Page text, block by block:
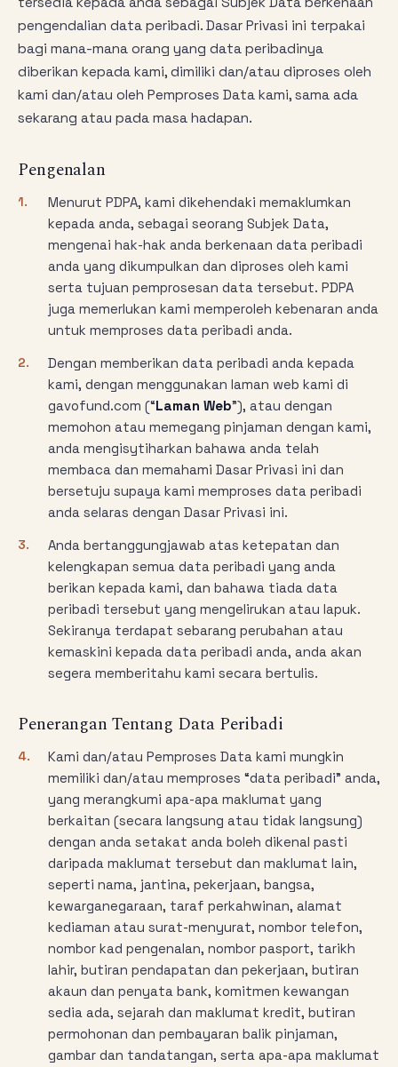
pengendalian data peribadi. Dasar Privasi ini terpakai
bagi mana-mana orang yang data peribadinya
diberikan kepada kami, dimiliki dan/atau diproses oleh
kami dan/atau oleh Pemproses Data kami, sama ada
sekarang atau pada masa hadapan.
Pengenalan
1.
Menurut PDPA, kami dikehendaki memaklumkan
kepada anda, sebagai seorang Subjek Data,
mengenai hak-hak anda berkenaan data peribadi
anda yang dikumpulkan dan diproses oleh kami
serta tujuan pemprosesan data tersebut. PDPA
juga memerlukan kami memperoleh kebenaran anda
untuk memproses data peribadi anda.
2.
Dengan memberikan data peribadi anda kepada
kami, dengan menggunakan laman web kami di
gavofund.com (“Laman Web”), atau dengan
memohon atau memegang pinjaman dengan kami,
anda mengisytiharkan bahawa anda telah
membaca dan memahami Dasar Privasi ini dan
bersetuju supaya kami memproses data peribadi
anda selaras dengan Dasar Privasi ini.
3.
Anda bertanggungjawab atas ketepatan dan
kelengkapan semua data peribadi yang anda
berikan kepada kami, dan bahawa tiada data
peribadi tersebut yang mengelirukan atau lapuk.
Sekiranya terdapat sebarang perubahan atau
kemaskini kepada data peribadi anda, anda akan
segera memberitahu kami secara bertulis.
Penerangan Tentang Data Peribadi
4.
Kami dan/atau Pemproses Data kami mungkin
memiliki dan/atau memproses “data peribadi” anda,
yang merangkumi apa-apa maklumat yang
berkaitan (secara langsung atau tidak langsung)
dengan anda setakat anda boleh dikenal pasti
daripada maklumat tersebut dan maklumat lain,
seperti nama, jantina, pekerjaan, bangsa,
kewarganegaraan, taraf perkahwinan, alamat
kediaman atau surat-menyurat, nombor telefon,
nombor kad pengenalan, nombor pasport, tarikh
lahir, butiran pendapatan dan pekerjaan, butiran
akaun dan penyata bank, komitmen kewangan
sedia ada, sejarah dan maklumat kredit, butiran
permohonan dan pembayaran balik pinjaman,
gambar dan tandatangan, serta apa-apa maklumat